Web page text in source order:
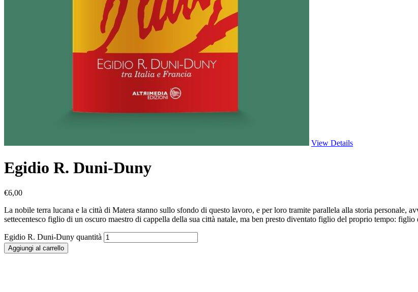
View Details
Egidio R. Duni-Duny
€6,00
La nobile terra lucana e la città di Matera stanno sullo sfondo di questo lavoro, e per loro tramite parallela alla storia personale,
settecentesco figlio di un oscuro maestro di cappella della sua città natale, ma ben presto diventato figlio del proprio tempo:
Egidio R. Duni-Duny quantità
Aggiungi al carrello